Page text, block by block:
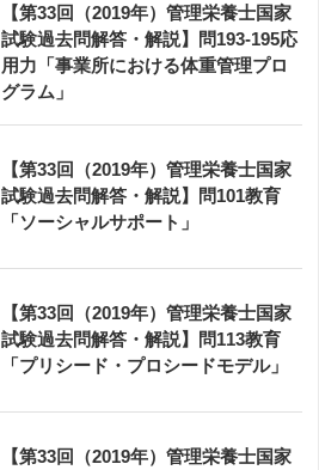
【第33回（2019年）管理栄養士国家
試験過去問解答・解説】問193-195応
用力「事業所における体重管理プロ
グラム」
【第33回（2019年）管理栄養士国家
試験過去問解答・解説】問101教育
「ソーシャルサポート」
【第33回（2019年）管理栄養士国家
試験過去問解答・解説】問113教育
「プリシード・プロシードモデル」
【第33回（2019年）管理栄養士国家